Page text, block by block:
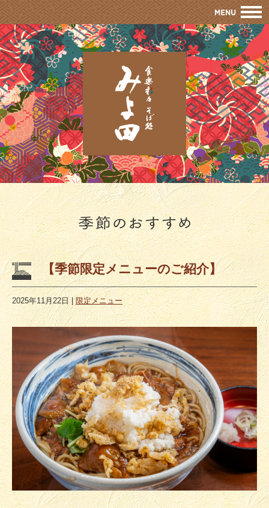
【季節限定メニューのご紹介】
2025年11月22日|限定メニュー